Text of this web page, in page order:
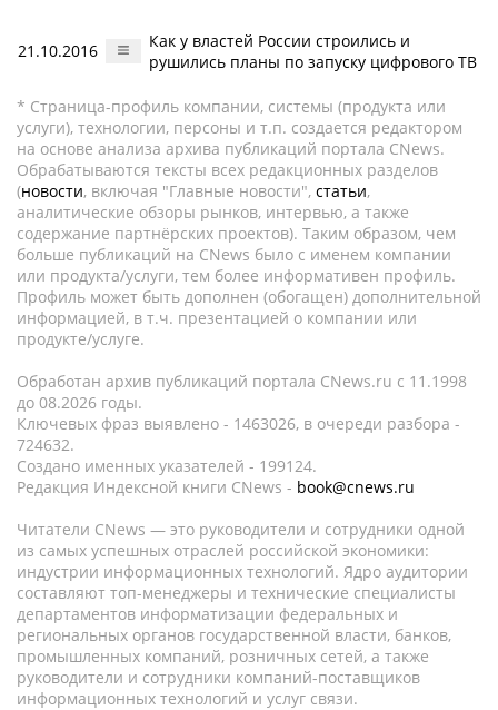
21.10.2016
Как у властей России строились и
рушились планы по запуску цифрового ТВ
* Страница-профиль компании, системы (продукта или
услуги), технологии, персоны и т.п. создается редактором
на основе анализа архива публикаций портала CNews.
Обрабатываются тексты всех редакционных разделов
(новости, включая "Главные новости", статьи,
аналитические обзоры рынков, интервью, а также
содержание партнёрских проектов). Таким образом, чем
больше публикаций на CNews было с именем компании
или продукта/услуги, тем более информативен профиль.
Профиль может быть дополнен (обогащен) дополнительной
информацией, в т.ч. презентацией о компании или
продукте/услуге.
Обработан архив публикаций портала CNews.ru c 11.1998
до 08.2026 годы.
Ключевых фраз выявлено - 1463026, в очереди разбора -
724632.
Создано именных указателей - 199124.
Редакция Индексной книги CNews - book@cnews.ru
Читатели CNews — это руководители и сотрудники одной
из самых успешных отраслей российской экономики:
индустрии информационных технологий. Ядро аудитории
составляют топ-менеджеры и технические специалисты
департаментов информатизации федеральных и
региональных органов государственной власти, банков,
промышленных компаний, розничных сетей, а также
руководители и сотрудники компаний-поставщиков
информационных технологий и услуг связи.